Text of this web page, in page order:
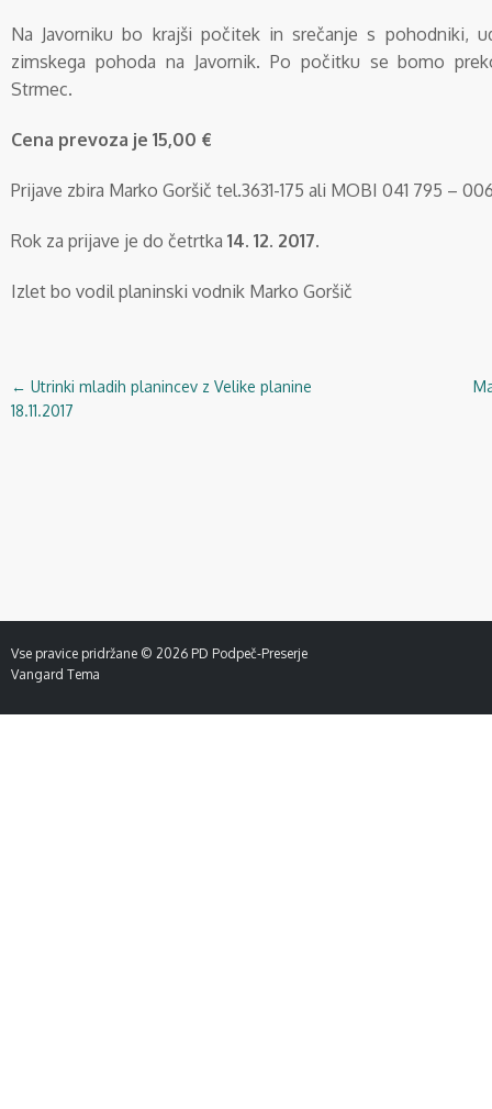
Na Javorniku bo krajši počitek in srečanje s pohodniki,
zimskega pohoda na Javornik. Po počitku se bomo
Strmec.
Cena prevoza je 15,00 €
Prijave zbira Marko Goršič tel.3631-175 ali MOBI 041 795 –
Rok za prijave je do četrtka 14. 12. 2017.
Izlet bo vodil planinski vodnik Marko Goršič
Navigacija
← Utrinki mladih planincev z Velike planine
18.11.2017
Vse pravice pridržane © 2026 PD Podpeč-Preserje
Vangard Tema